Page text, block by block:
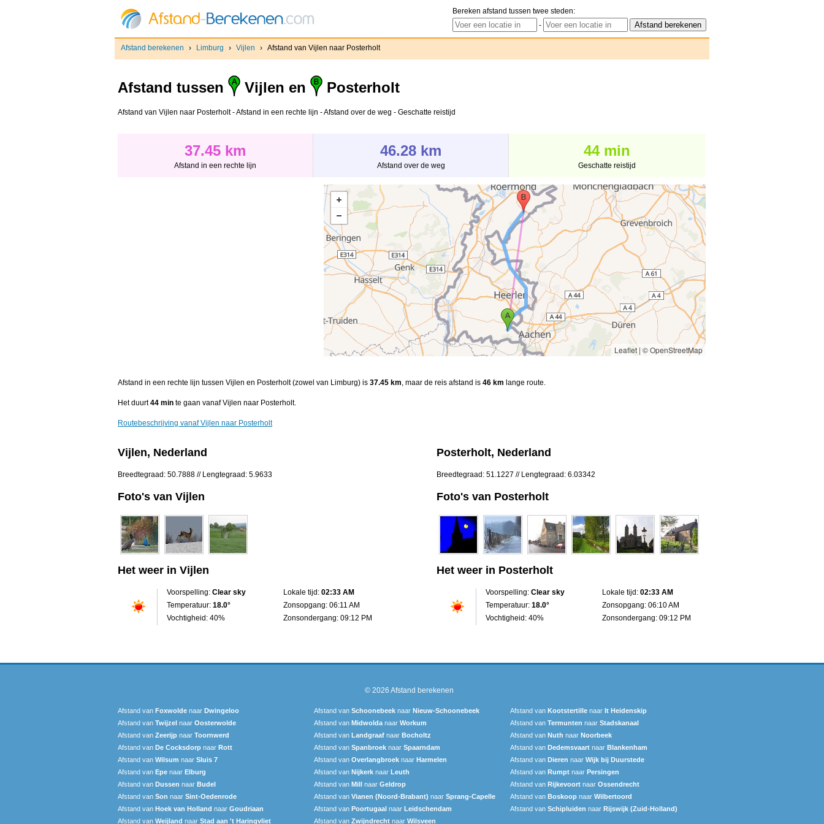
Bereken afstand tussen twee steden:
-
Afstand berekenen › Limburg › Vijlen › Afstand van Vijlen naar Posterholt
Afstand tussen Vijlen en Posterholt
Afstand van Vijlen naar Posterholt - Afstand in een rechte lijn - Afstand over de weg - Geschatte reistijd
37.45 km
Afstand in een rechte lijn
46.28 km
Afstand over de weg
44 min
Geschatte reistijd
Leaflet|© OpenStreetMap
Afstand in een rechte lijn tussen Vijlen en Posterholt (zowel van Limburg) is 37.45 km, maar de reis afstand is 46 km lange route.
Het duurt44 min te gaan vanaf Vijlen naar Posterholt.
Routebeschrijving vanaf Vijlen naar Posterholt
Vijlen, Nederland
Breedtegraad: 50.7888 // Lengtegraad: 5.9633
Foto's van Vijlen
Het weer in Vijlen
Voorspelling: Clear sky
Temperatuur: 18.0°
Vochtigheid: 40%
Lokale tijd: 02:33 AM
Zonsopgang: 06:11 AM
Zonsondergang: 09:12 PM
Posterholt, Nederland
Breedtegraad: 51.1227 // Lengtegraad: 6.03342
Foto's van Posterholt
Het weer in Posterholt
Voorspelling: Clear sky
Temperatuur: 18.0°
Vochtigheid: 40%
Lokale tijd: 02:33 AM
Zonsopgang: 06:10 AM
Zonsondergang: 09:12 PM
© 2026 Afstand berekenen
Afstand van Foxwolde naar Dwingeloo Afstand van Schoonebeek naar Nieuw-Schoonebeek Afstand van Kootstertille naar It Heidenskip
Afstand van Twijzel naar Oosterwolde Afstand van Midwolda naar Workum Afstand van Termunten naar Stadskanaal
Afstand van Zeerijp naar Toornwerd Afstand van Landgraaf naar Bocholtz Afstand van Nuth naar Noorbeek
Afstand van De Cocksdorp naar Rott Afstand van Spanbroek naar Spaarndam Afstand van Dedemsvaart naar Blankenham
Afstand van Wilsum naar Sluis 7 Afstand van Overlangbroek naar Harmelen Afstand van Dieren naar Wijk bij Duurstede
Afstand van Epe naar Elburg Afstand van Nijkerk naar Leuth Afstand van Rumpt naar Persingen
Afstand van Dussen naar Budel Afstand van Mill naar Geldrop Afstand van Rijkevoort naar Ossendrecht
Afstand van Son naar Sint-Oedenrode Afstand van Vianen (Noord-Brabant) naar Sprang-Capelle Afstand van Boskoop naar Wilbertoord
Afstand van Hoek van Holland naar Goudriaan Afstand van Poortugaal naar Leidschendam Afstand van Schipluiden naar Rijswijk (Zuid-Holland)
Afstand van Weijland naar Stad aan 't Haringvliet Afstand van Zwijndrecht naar Wilsveen‎